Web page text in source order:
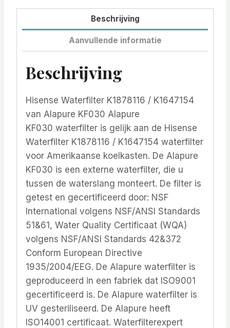
Beschrijving
Aanvullende informatie
Beschrijving
Hisense Waterfilter K1878116 / K1647154
van Alapure KF030 Alapure
KF030 waterfilter is gelijk aan de Hisense
Waterfilter K1878116 / K1647154 waterfilter
voor Amerikaanse koelkasten. De Alapure
KF030 is een externe waterfilter, die u
tussen de waterslang monteert. De filter is
getest en gecertificeerd door: NSF
International volgens NSF/ANSI Standards
51&61, Water Quality Certificaat (WQA)
volgens NSF/ANSI Standards 42&372
Conform European Directive
1935/2004/EEG. De Alapure waterfilter is
geproduceerd in een fabriek dat ISO9001
gecertificeerd is. De Alapure waterfilter is
UV gesteriliseerd. De Alapure heeft
ISO14001 certificaat. Waterfilterexpert